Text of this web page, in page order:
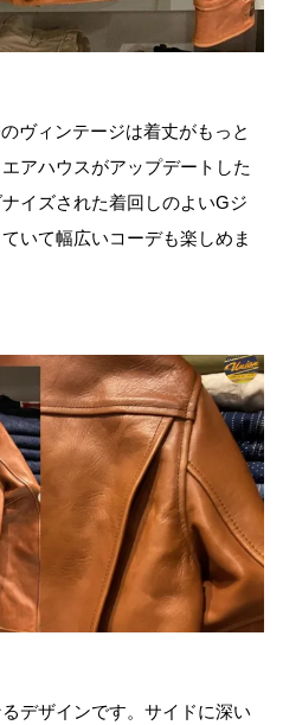
ヴィンテージは着丈がもっと
アハウスがアップデートした
イズされた着回しのよいGジ
いて幅広いコーデも楽しめま
デザインです。サイドに深い